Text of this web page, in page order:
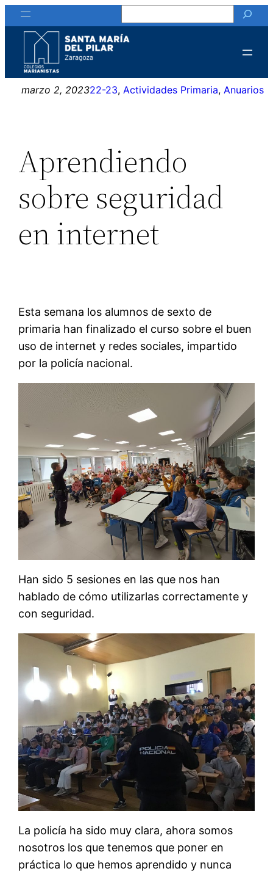
Saltar
al
contenido
marzo 2, 202322-23, Actividades Primaria, Anuarios
Aprendiendo
sobre seguridad
en internet
Esta semana los alumnos de sexto de
primaria han finalizado el curso sobre el buen
uso de internet y redes sociales, impartido
por la policía nacional.
Han sido 5 sesiones en las que nos han
hablado de cómo utilizarlas correctamente y
con seguridad.
La policía ha sido muy clara, ahora somos
nosotros los que tenemos que poner en
práctica lo que hemos aprendido y nunca